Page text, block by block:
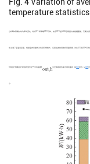
Fig. 4Variation of
temperature
分析6种策略时均功率的变化. 对比ST1和策略ST2可知，由于ST2在9:00后既要为储能罐蓄能，又要
然上调了室温设定值，但是室内所需的冷负荷仍然较大，实际削减的用电负荷量有限. 对比ST3和ST4
6种运行策略运行时段的室外空气平均温度 out ,h
t 与空调系统各单元用电量W 如图5所示. 从图5
小.